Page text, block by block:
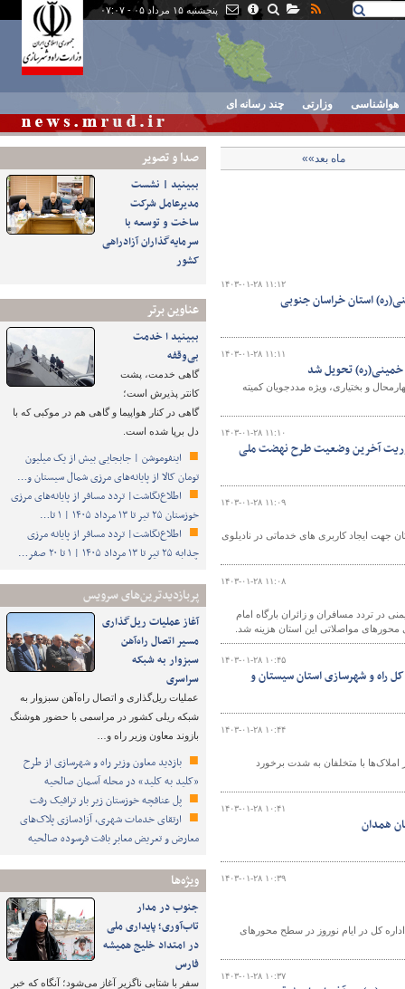
پنجشنبه ۱۵ مرداد ۰۵ - ۰۷:۰۷
هواشناسی وزارتی چند رسانه ای
صدا و تصوير
ببینید | نشست
مدیرعامل شرکت
ساخت و توسعه با
سرمایه‌گذاران آزادراهی
کشور
عناوین برتر
ببینید ا خدمت
بی‌وقفه
گاهی خدمت، پشت
کانتر پذیرش است؛
گاهی در کنار هواپیما و گاهی هم در موکبی که با
دل برپا شده است.
اینفوموشن | جابجایی بیش از یک میلیون
تومان کالا از پایانه‌های مرزی شمال سیستان و…
اطلاع‌نگاشت| تردد مسافر از پایانه‌های مرزی
خوزستان ۲۵ تیر تا ۱۳ مرداد ۱۴۰۵ | ۱ تا…
اطلاع‌نگاشت| تردد مسافر از پایانه‌ مرزی
چذابه ۲۵ تیر تا ۱۳ مرداد ۱۴۰۵ | ۱ تا ۲۰ صفر…
پربازدیدترین‌های سرویس
آغاز عملیات ریل‌گذاری
مسیر اتصال راه‌آهن
سبزوار به شبکه
سراسری
عملیات ریل‌گذاری و اتصال راه‌آهن سبزوار به
شبکه ریلی کشور در مراسمی با حضور هوشنگ
بازوند معاون وزیر راه و…
بازدید معاون وزیر راه و شهرسازی از طرح
«کلید به کلید» در محله آسمان صالحیه
پل عنافچه خوزستان زیر بار ترافیک رفت
ارتقای خدمات شهری، آزادسازی پلاک‌های
معارض و تعریض معابر بافت فرسوده صالحیه
ویژه‌ها
جنوب در مدار
تاب‌آوری؛ پایداری ملی
در امتداد خلیج همیشه
فارس
سفر با شتابی ناگزیر آغاز می‌شود؛ آنگاه که خبر
ماه بعد»»
۱۴۰۳-۰۱-۲۸ ۱۱:۱۲
۱۴۰۳-۰۱-۲۸ ۱۱:۱۱
کشور و ۶۷۰ واحد در سطح استان چهارمحال و بختیاری، ویژه مددجویان کمیته
۱۴۰۳-۰۱-۲۸ ۱۱:۱۰
شورای مسکن استان سیستان و بلوچستان در سال ۱۴۰۳ با محوریت آخرین وضعیت طرح نهضت ملی
۱۴۰۳-۰۱-۲۸ ۱۱:۰۹
۵ هزار متر از اراضی ملی استان جهت ایجاد کاربری های خدماتی در نادیلوی
۱۴۰۳-۰۱-۲۸ ۱۱:۰۸
خراسان رضوی گفت: در سال ۱۴۰۲ برای رفاه و ایمنی در تردد مسافران و زائران بارگاه امام
۱۴۰۳-۰۱-۲۸ ۱۰:۴۵
کل راه و شهرسازی استان سیستان و
۱۴۰۳-۰۱-۲۸ ۱۰:۴۴
با متخلفان به شدت برخورد
۱۴۰۳-۰۱-۲۸ ۱۰:۴۱
۱۴۰۳-۰۱-۲۸ ۱۰:۳۹
کل در ایام نوروز در سطح محورهای
۱۴۰۳-۰۱-۲۸ ۱۰:۳۷